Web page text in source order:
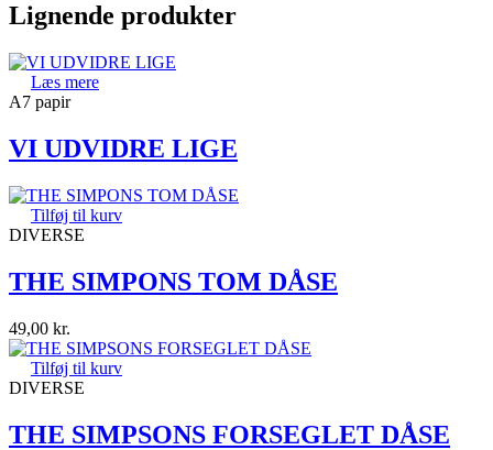
Lignende produkter
Læs mere
A7 papir
VI UDVIDRE LIGE
Tilføj til kurv
DIVERSE
THE SIMPONS TOM DÅSE
49,00 kr.
Tilføj til kurv
DIVERSE
THE SIMPSONS FORSEGLET DÅSE